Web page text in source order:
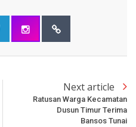
Next article
Ratusan Warga Kecamatan
Dusun Timur Terima
Bansos Tunai